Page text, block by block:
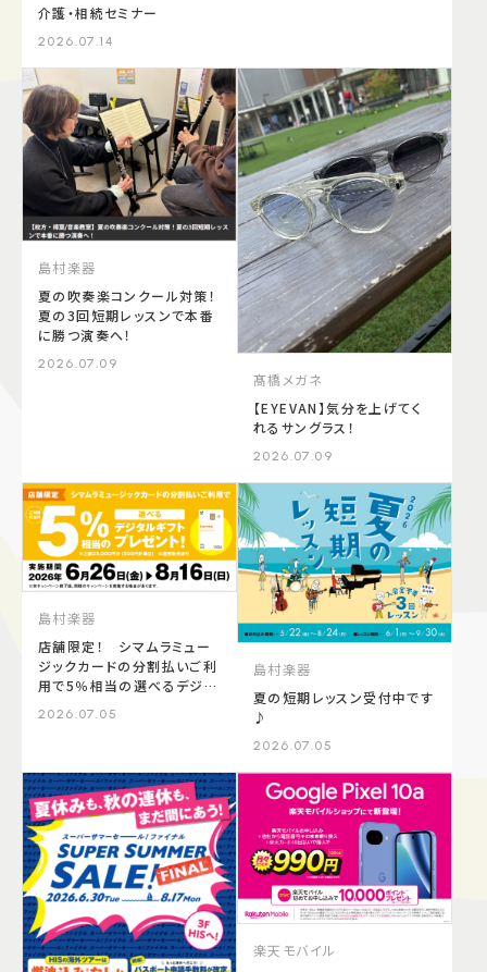
介護・相続セミナー
2026.07.14
島村楽器
夏の吹奏楽コンクール対策！
夏の3回短期レッスンで本番
に勝つ演奏へ！
2026.07.09
髙橋メガネ
【EYEVAN】気分を上げてく
れるサングラス！
2026.07.09
島村楽器
店舗限定！ シマムラミュー
ジックカードの分割払いご利
用で5％相当の選べるデジタ
2026.07.05
島村楽器
夏の短期レッスン受付中です
♪
2026.07.05
楽天モバイル